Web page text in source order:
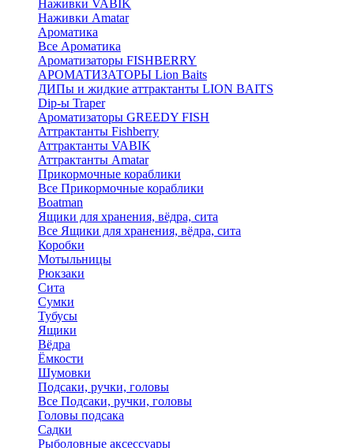
Наживки VABIK
Наживки Amatar
Ароматика
Все Ароматика
Ароматизаторы FISHBERRY
АРОМАТИЗАТОРЫ Lion Baits
ДИПы и жидкие аттрактанты LION BAITS
Dip-ы Traper
Ароматизаторы GREEDY FISH
Аттрактанты Fishberry
Аттрактанты VABIK
Аттрактанты Amatar
Прикормочные кораблики
Все Прикормочные кораблики
Boatman
Ящики для хранения, вёдра, сита
Все Ящики для хранения, вёдра, сита
Коробки
Мотыльницы
Рюкзаки
Сита
Сумки
Тубусы
Ящики
Вёдра
Ёмкости
Шумовки
Подсаки, ручки, головы
Все Подсаки, ручки, головы
Головы подсака
Садки
Рыболовные аксессуары